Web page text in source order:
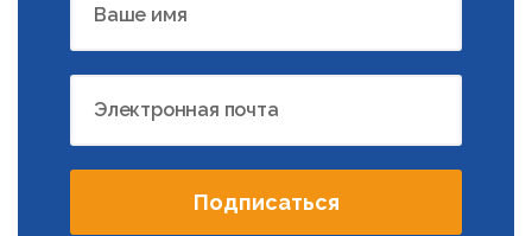
Ваше имя
Электронная почта
Подписаться